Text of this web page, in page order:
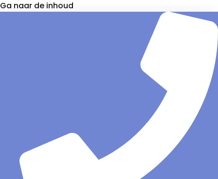
Ga naar de inhoud